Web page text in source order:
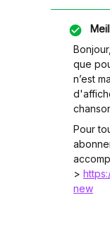
que
n’est
Pour
>
new